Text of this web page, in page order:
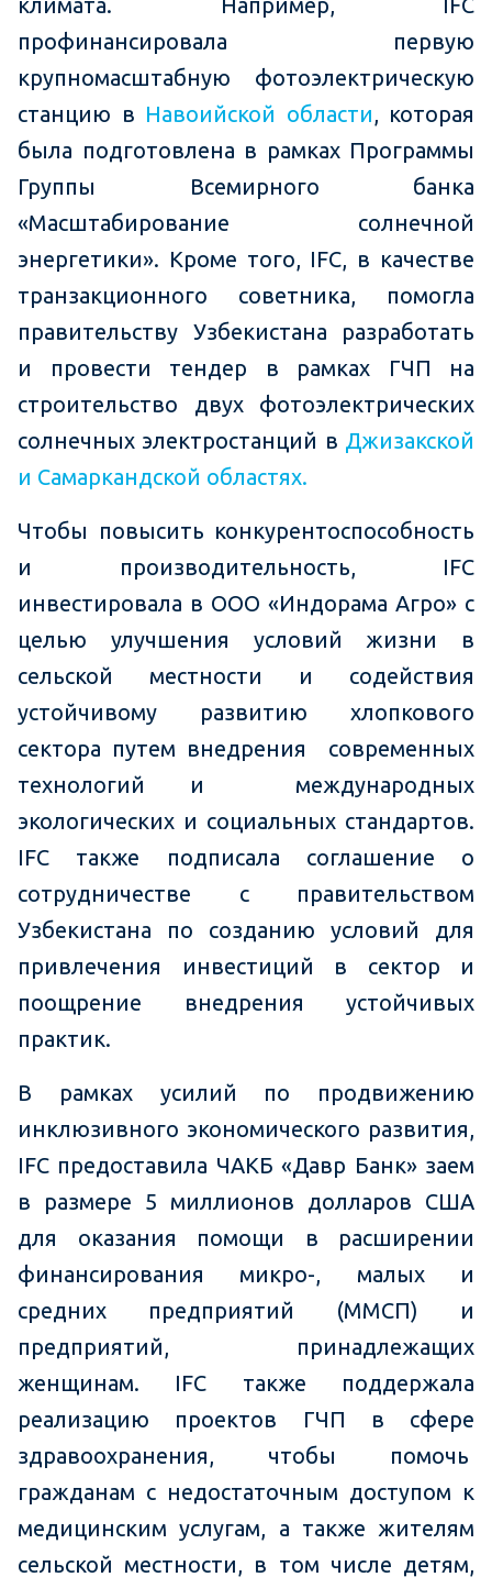
профинансировала первую
крупномасштабную фотоэлектрическую
станцию в Навоийской области, которая
была подготовлена в рамках Программы
Группы Всемирного банка
«Масштабирование солнечной
энергетики». Кроме того, IFC, в качестве
транзакционного советника, помогла
правительству Узбекистана разработать
и провести тендер в рамках ГЧП на
строительство двух фотоэлектрических
солнечных электростанций в Джизакской
и Самаркандской областях.
Чтобы повысить конкурентоспособность
и производительность, IFC
инвестировала в ООО «Индорама Агро» с
целью улучшения условий жизни в
сельской местности и содействия
устойчивому развитию хлопкового
сектора путем внедрения современных
технологий и международных
экологических и социальных стандартов.
IFC также подписала соглашение о
сотрудничестве с правительством
Узбекистана по созданию условий для
привлечения
инвестиций в сектор и
поощрение внедрения устойчивых
практик.
В рамках усилий по продвижению
инклюзивного экономического развития,
IFC предоставила ЧАКБ «Давр Банк» заем
в размере 5 миллионов долларов США
для оказания помощи в расширении
финансирования микро-, малых и
средних предприятий (ММСП) и
предприятий, принадлежащих
женщинам. IFC также поддержала
реализацию проектов ГЧП в сфере
здравоохранения, чтобы помочь
гражданам с недостаточным доступом к
медицинским услугам, а также жителям
сельской местности, в том числе детям,